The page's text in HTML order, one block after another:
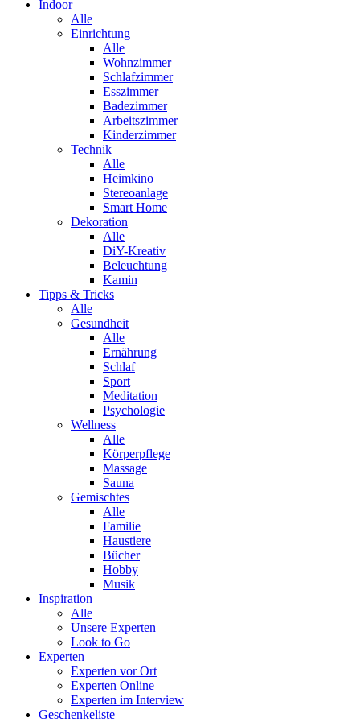
Indoor
Alle
Einrichtung
Alle
Wohnzimmer
Schlafzimmer
Esszimmer
Badezimmer
Arbeitszimmer
Kinderzimmer
Technik
Alle
Heimkino
Stereoanlage
Smart Home
Dekoration
Alle
DiY-Kreativ
Beleuchtung
Kamin
Tipps & Tricks
Alle
Gesundheit
Alle
Ernährung
Schlaf
Sport
Meditation
Psychologie
Wellness
Alle
Körperpflege
Massage
Sauna
Gemischtes
Alle
Familie
Haustiere
Bücher
Hobby
Musik
Inspiration
Alle
Unsere Experten
Look to Go
Experten
Experten vor Ort
Experten Online
Experten im Interview
Geschenkeliste